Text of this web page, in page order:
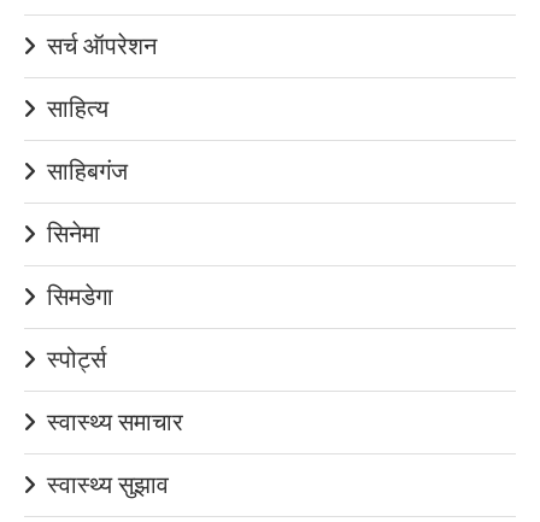
सर्च ऑपरेशन
साहित्य
साहिबगंज
सिनेमा
सिमडेगा
स्पोर्ट्स
स्वास्थ्य समाचार
स्वास्थ्य सुझाव